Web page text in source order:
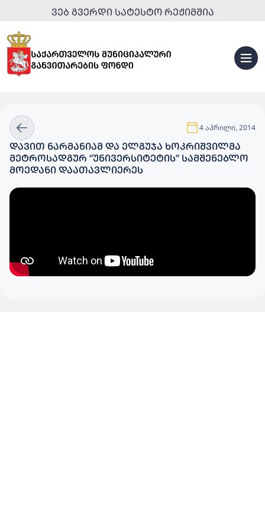
ᲕᲔᲑ ᲒᲕᲔᲠᲓᲘ ᲡᲐᲢᲔᲡᲢᲝ ᲠᲔᲟᲘᲛᲨᲘᲐ
4 აპრილი, 2014
ᲓᲐᲕᲘᲗ ᲜᲐᲠᲛᲐᲜᲘᲐᲛ ᲓᲐ ᲔᲚᲒᲣᲯᲐ ᲮᲝᲙᲠᲘᲨᲕᲘᲚᲛᲐ
ᲛᲔᲢᲠᲝᲡᲐᲓᲒᲣᲠ “ᲣᲜᲘᲕᲔᲠᲡᲘᲢᲔᲢᲘᲡ” ᲡᲐᲛᲨᲔᲜᲔᲑᲚᲝ
ᲛᲝᲔᲓᲐᲜᲘ ᲓᲐᲐᲗᲐᲕᲚᲘᲔᲠᲔᲡ